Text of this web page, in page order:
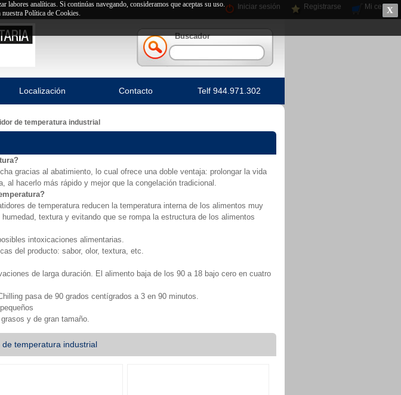
X
analíticas. Si continúas navegando, consideramos que aceptas su uso.
Política de Cookies.
Iniciar sesión Registrarse Mi cesta
Buscador
Localización Contacto Telf 944.971.302
de temperatura industrial
gracias al abatimiento, lo cual ofrece una doble ventaja: prolongar la vida
al hacerlo más rápido y mejor que la congelación tradicional.
de temperatura reducen la temperatura interna de los alimentos muy
textura y evitando que se rompa la estructura de los alimentos
intoxicaciones alimentarias.
del producto: sabor, olor, textura, etc.
de larga duración. El alimento baja de los 90 a 18 bajo cero en cuatro
pasa de 90 grados centígrados a 3 en 90 minutos.
y de gran tamaño.
temperatura industrial